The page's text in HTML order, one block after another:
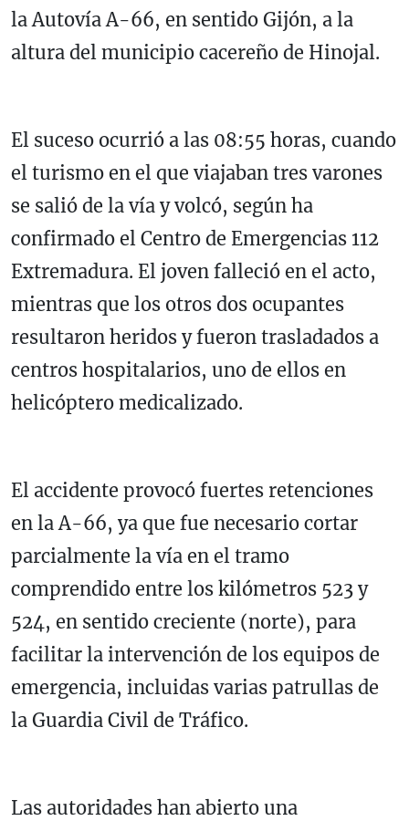
la Autovía A-66, en sentido Gijón, a la
altura del municipio cacereño de Hinojal.
El suceso ocurrió a las 08:55 horas, cuando
el turismo en el que viajaban tres varones
se salió de la vía y volcó, según ha
confirmado el Centro de Emergencias 112
Extremadura. El joven falleció en el acto,
mientras que los otros dos ocupantes
resultaron heridos y fueron trasladados a
centros hospitalarios, uno de ellos en
helicóptero medicalizado.
El accidente provocó fuertes retenciones
en la A-66, ya que fue necesario cortar
parcialmente la vía en el tramo
comprendido entre los kilómetros 523 y
524, en sentido creciente (norte), para
facilitar la intervención de los equipos de
emergencia, incluidas varias patrullas de
la Guardia Civil de Tráfico.
Las autoridades han abierto una